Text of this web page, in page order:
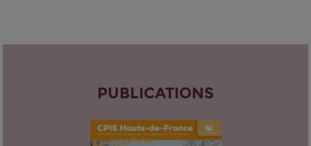
PUBLICATIONS